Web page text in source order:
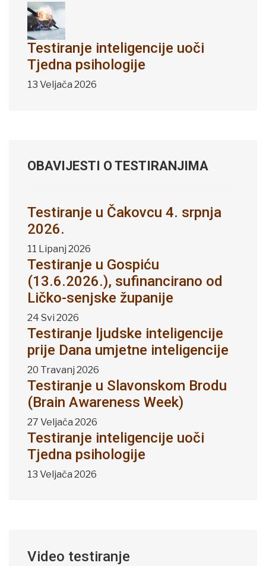
Testiranje inteligencije uoči
Tjedna psihologije
13 Veljača 2026
OBAVIJESTI O TESTIRANJIMA
Testiranje u Čakovcu 4. srpnja
2026.
11 Lipanj 2026
Testiranje u Gospiću
(13.6.2026.), sufinancirano od
Ličko-senjske županije
24 Svi 2026
Testiranje ljudske inteligencije
prije Dana umjetne inteligencije
20 Travanj 2026
Testiranje u Slavonskom Brodu
(Brain Awareness Week)
27 Veljača 2026
Testiranje inteligencije uoči
Tjedna psihologije
13 Veljača 2026
Video testiranje